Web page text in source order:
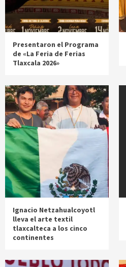
Presentaron el Programa
de «La Feria de Ferias
Tlaxcala 2026»
Ignacio Netzahualcoyotl
lleva el arte textil
tlaxcalteca a los cinco
continentes